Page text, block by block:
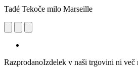
Tadé Tekoče milo Marseille
RazprodanoIzdelek v naši trgovini ni več